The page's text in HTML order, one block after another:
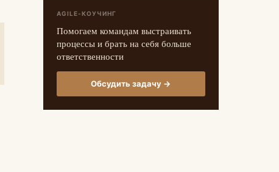
AGILE-КОУЧИНГ
Помогаем командам выстраивать
процессы и брать на себя больше
ответственности
Обсудить задачу →